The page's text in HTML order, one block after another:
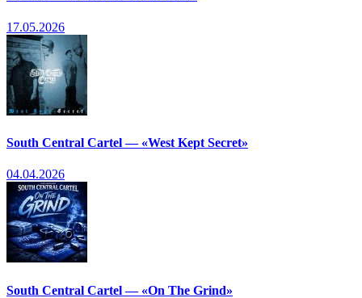
17.05.2026
South Central Cartel — «West Kept Secret»
04.04.2026
South Central Cartel — «On The Grind»